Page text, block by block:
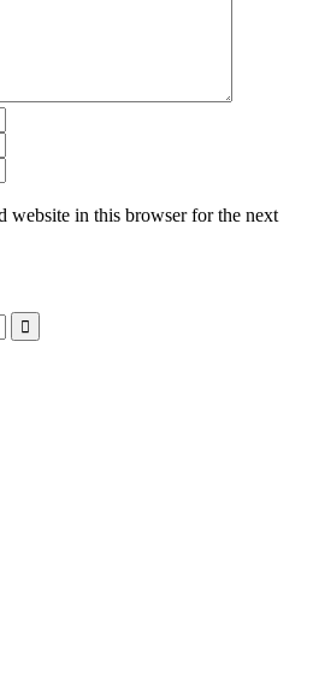
website in this browser for the next